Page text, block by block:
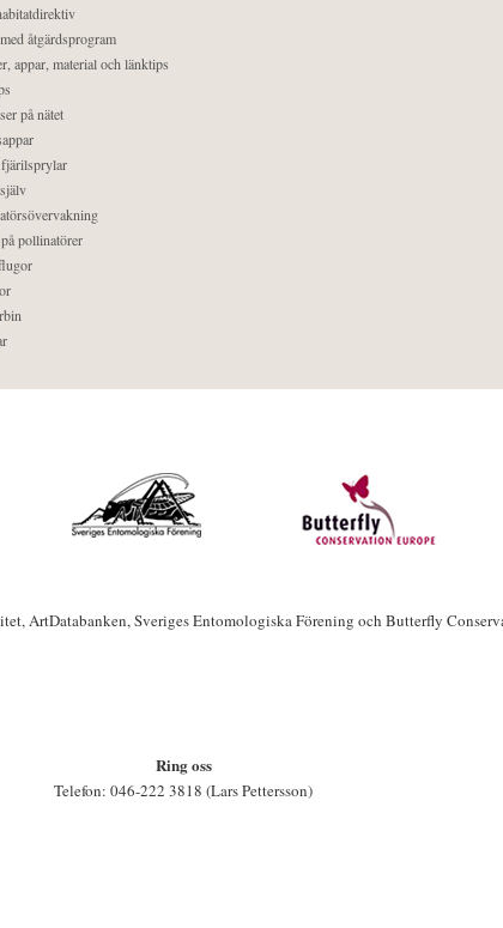
åtgärdsprogram
appar, material och länktips
på nätet
pollinatörer
ArtDatabanken, Sveriges Entomologiska Förening och Butterfly
Ring oss
Telefon: 046-222 3818 (Lars Pettersson)